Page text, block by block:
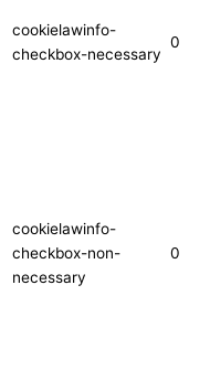
cookielawinfo-
checkbox-necessary
0
cookielawinfo-
checkbox-non-
necessary
0